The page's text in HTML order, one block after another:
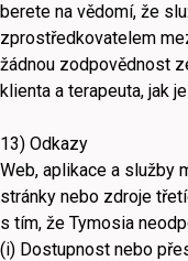
berete na vědomí, že
zprostředkovatelem
žádnou zodpovědnost
klienta a terapeuta, jak
13) Odkazy
Web, aplikace a služby
stránky nebo zdroje
s tím, že Tymosia
(i) Dostupnost nebo